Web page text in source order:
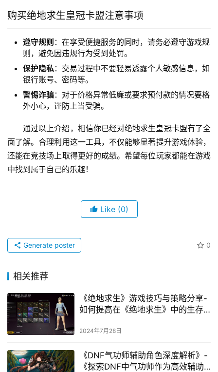
购买绝地求生皇冠卡盟注意事项
遵守规则 ：在享受便捷服务的同时，请务必遵守游戏规
则，避免因违规行为受到处罚。
保护隐私 ：交易过程中不要轻易透露个人敏感信息，如
银行账号、密码等。
警惕诈骗：对于价格异常低廉或要求预付款的情况要格
外小心，谨防上当受骗。
通过以上介绍，相信你已经对绝地求生皇冠卡盟有了全
面了解。合理利用这一工具，不仅能够显著提升游戏体验，
还能在竞技场上取得更好的成绩。希望每位玩家都能在游戏
中找到属于自己的乐趣！
Like (0)
0
Generate poster
相关推荐
《绝地求生》游戏技巧与策略分享-
如何提高在《绝地求生》中的生存
2024年7月28日
《DNF气功师辅助角色深度解析》-
《探索DNF中气功师作为高效辅助